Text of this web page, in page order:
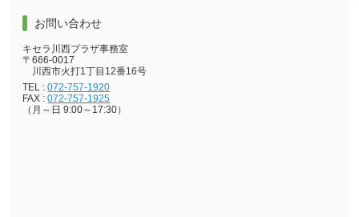
お問い合わせ
キセラ川西プラザ事務室
〒666-0017
川西市火打1丁目12番16号
TEL :072-757-1920
FAX :072-757-1925
（月～日 9:00～17:30）